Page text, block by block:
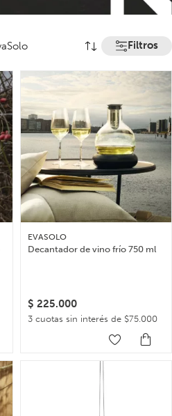
Filtros
EVASOLO
Decantador de vino frío 750 ml
$ 225.000
3 cuotas sin interés de $75.000